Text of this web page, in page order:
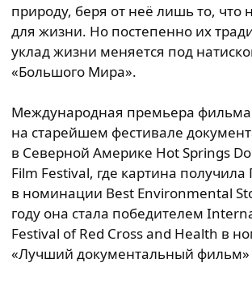
природу, беря от неё лишь то, что
для жизни. Но постепенно их
уклад жизни меняется под
«Большого Мира».
Международная премьера фильма
на старейшем фестивале
в Северной Америке Hot Springs
Film Festival, где картина
в номинации Best Environmental
году она стала победителем
Festival of Red Cross and Health в
«Лучший документальный фильм»